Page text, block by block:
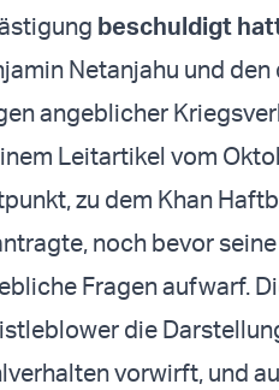
beschuldigt
Netanjahu und
angeblicher
Leitartikel vom
zu dem Khan
noch bevor
Fragen aufwarf.
die
vorwirft, und